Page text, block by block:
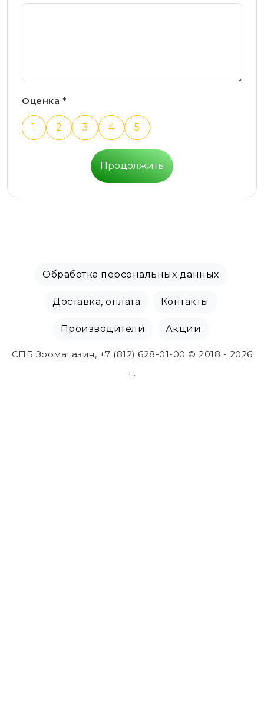
Оценка *
1 2 3 4 5
Продолжить
Обработка персональных данных
Доставка, оплата Контакты
Производители Акции
СПБ Зоомагазин, +7 (812) 628-01-00 © 2018 - 2026
г.